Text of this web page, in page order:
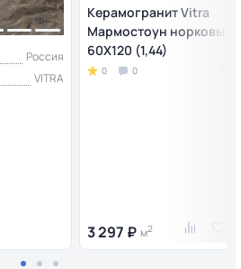
Россия
VITRA
Керамогранит Vitra
Мармостоун норковый
60X120 (1,44)
0 0
3 297 ₽ м2